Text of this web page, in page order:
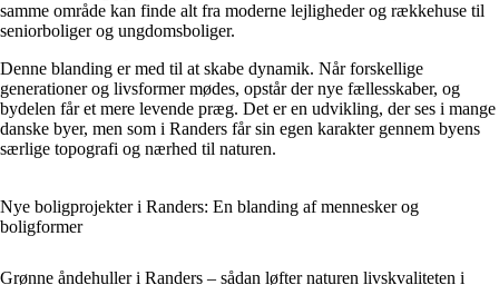
samme område kan finde alt fra moderne lejligheder og rækkehuse til
seniorboliger og ungdomsboliger.
Denne blanding er med til at skabe dynamik. Når forskellige
generationer og livsformer mødes, opstår der nye fællesskaber, og
bydelen får et mere levende præg. Det er en udvikling, der ses i mange
danske byer, men som i Randers får sin egen karakter gennem byens
særlige topografi og nærhed til naturen.
Nye boligprojekter i Randers: En blanding af mennesker og
boligformer
Grønne åndehuller i Randers – sådan løfter naturen livskvaliteten i